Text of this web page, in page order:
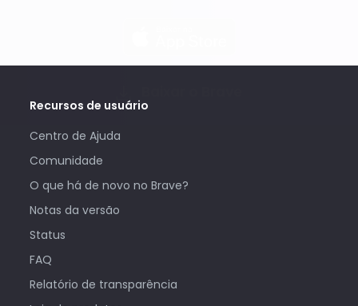
Recursos de usuário
Centro de Ajuda
Comunidade
O que há de novo no Brave?
Notas da versão
Status
FAQ
Relatório de transparência